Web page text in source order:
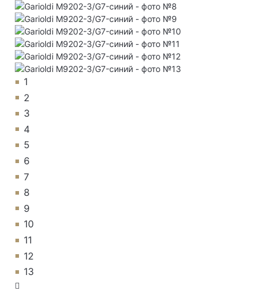
1
2
3
4
5
6
7
8
9
10
11
12
13